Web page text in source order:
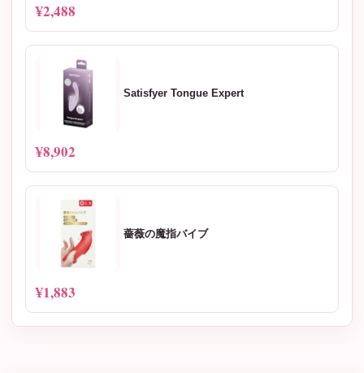
¥2,488
Satisfyer Tongue Expert
¥8,902
薔薇の魔指バイブ
¥1,883